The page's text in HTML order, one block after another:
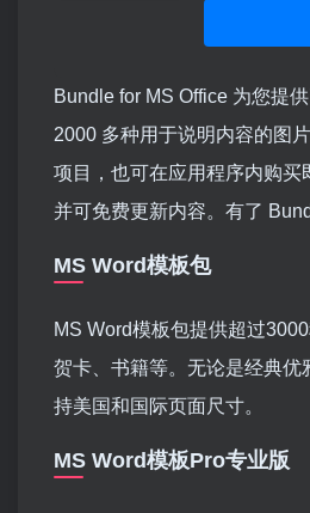
Bundle for MS Office 为您提
2000 多种用于说明内容的图
项目，也可在应用程序内购
并可免费更新内容。有了
MS Word模板包
MS Word模板包提供超过
贺卡、书籍等。无论是经典
持美国和国际页面尺寸。
MS Word模板Pro专业版